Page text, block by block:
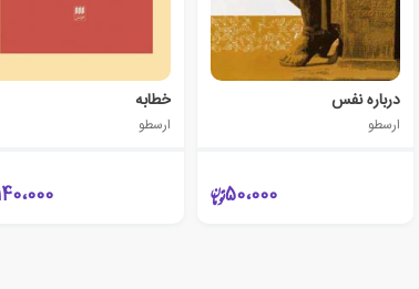
درباره نفس
ارسطو
50،000
خطابه
ارسطو